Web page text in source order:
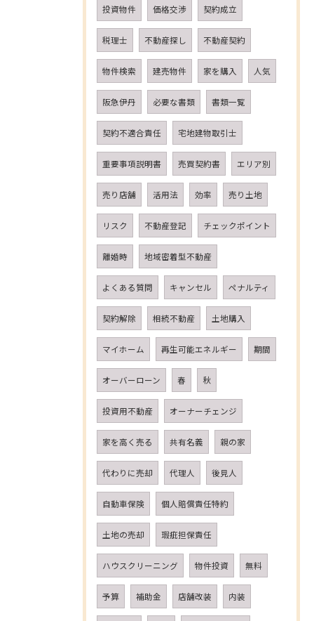
投資物件 価格交渉 契約成立
税理士 不動産探し 不動産契約
物件検索 建売物件 家を購入 人気
阪急伊丹 必要な書類 書類一覧
契約不適合責任 宅地建物取引士
重要事項説明書 売買契約書 エリア別
売り店舗 活用法 効率 売り土地
リスク 不動産登記 チェックポイント
離婚時 地域密着型不動産
よくある質問 キャンセル ペナルティ
契約解除 相続不動産 土地購入
マイホーム 再生可能エネルギー 期間
オーバーローン 春 秋
投資用不動産 オーナーチェンジ
家を高く売る 共有名義 親の家
代わりに売却 代理人 後見人
自動車保険 個人賠償責任特約
土地の売却 瑕疵担保責任
ハウスクリーニング 物件投資 無料
予算 補助金 店舗改装 内装